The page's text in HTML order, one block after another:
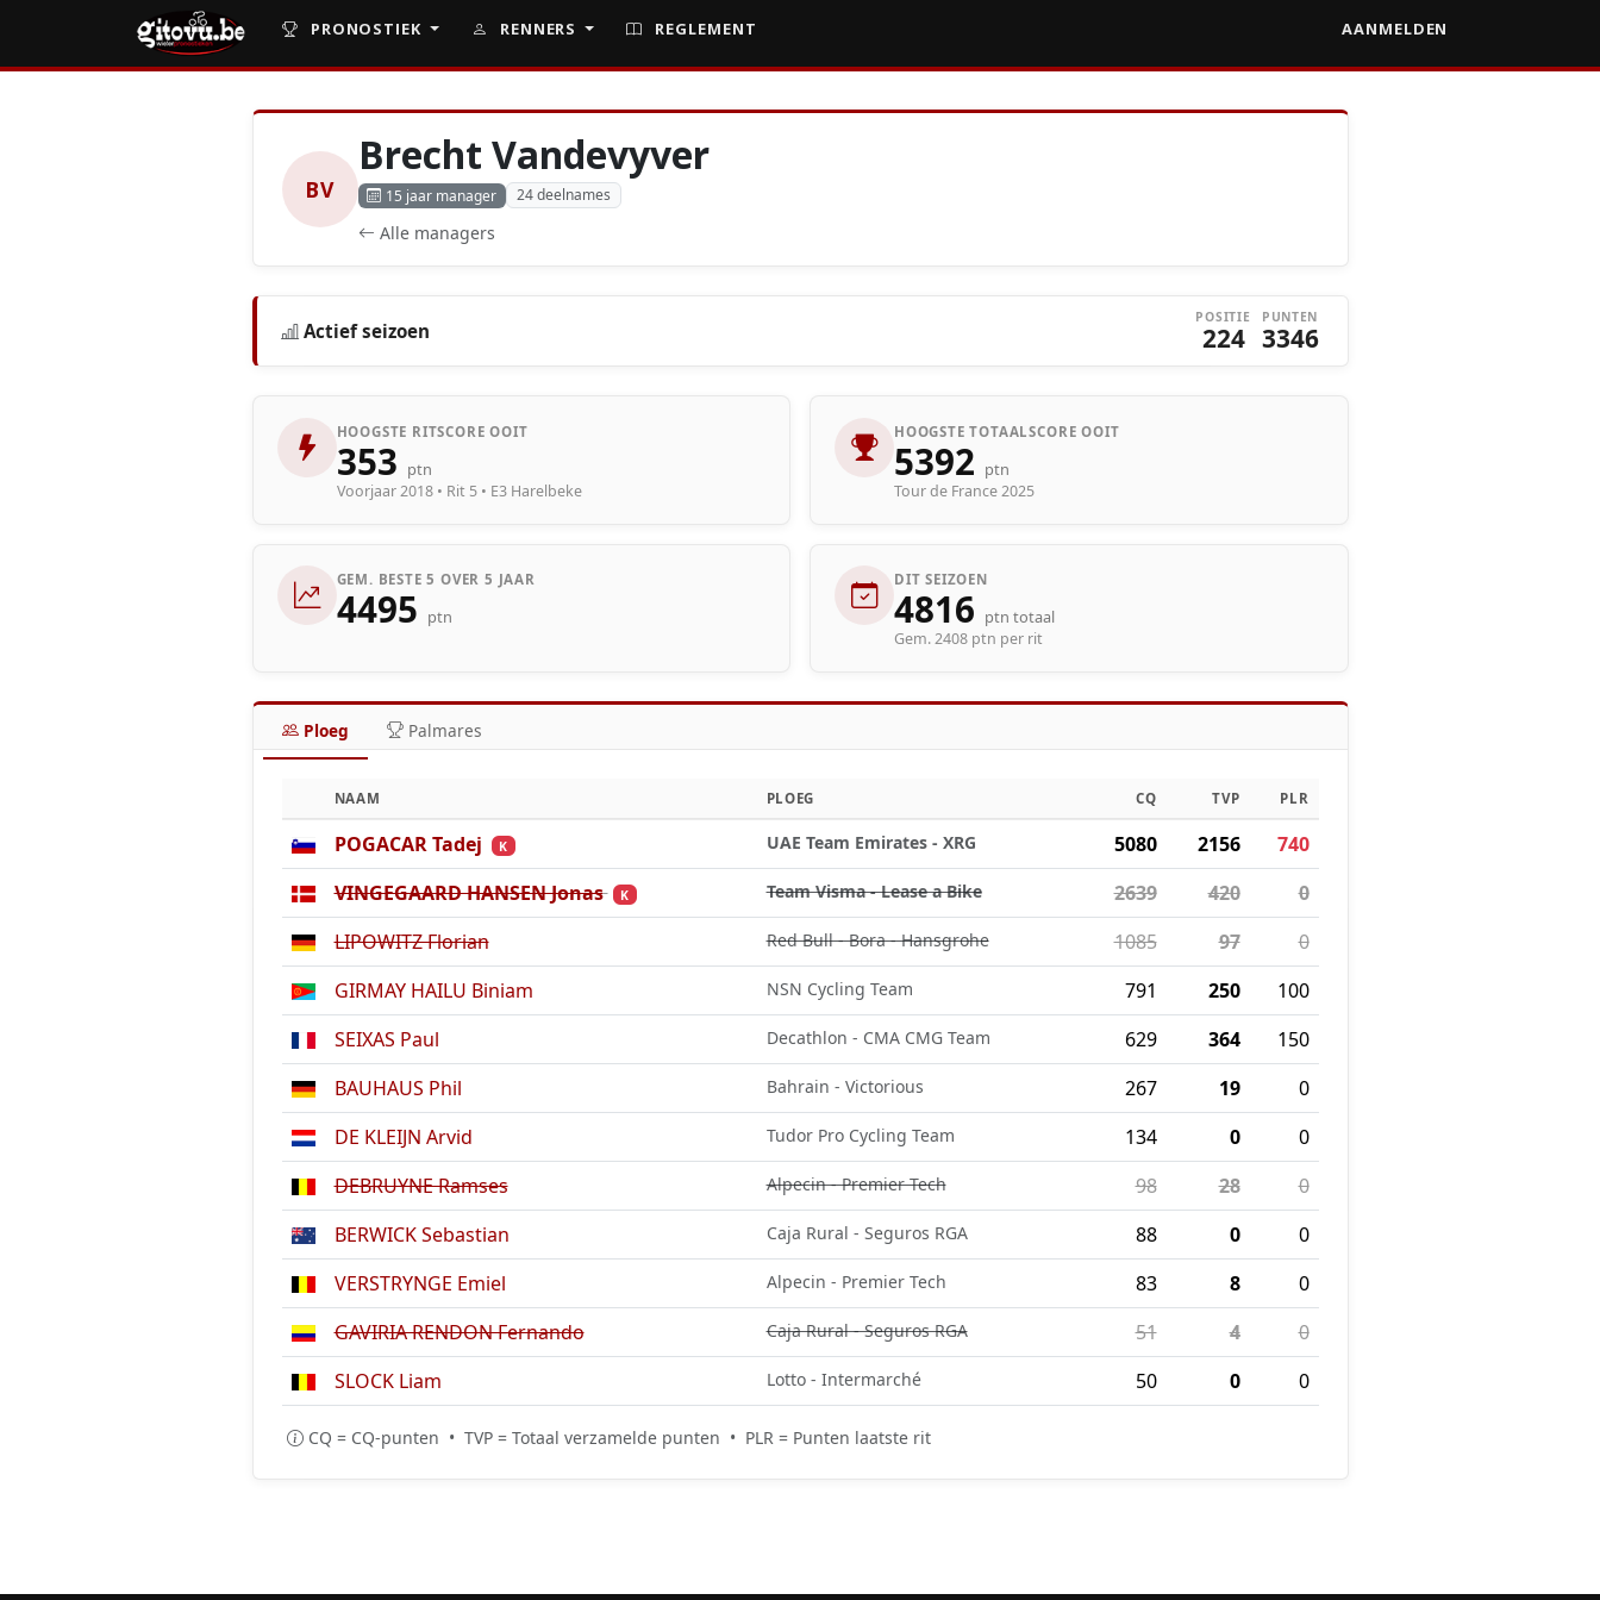
PRONOSTIEK RENNERS REGLEMENT AANMELDEN
BV
Brecht Vandevyver
15 jaar manager 24 deelnames
Alle managers
Actief seizoen
POSITIE
224
PUNTEN
3346
HOOGSTE RITSCORE OOIT
353 ptn
Voorjaar 2018 • Rit 5 • E3 Harelbeke
HOOGSTE TOTAALSCORE OOIT
5392 ptn
Tour de France 2025
GEM. BESTE 5 OVER 5 JAAR
4495 ptn
DIT SEIZOEN
4816 ptn totaal
Gem. 2408 ptn per rit
Ploeg Palmares
NAAM PLOEG CQ TVP PLR
POGACAR Tadej K UAE Team Emirates - XRG 5080 2156
740
VINGEGAARD HANSEN Jonas
K Team Visma - Lease a Bike 2639 420
0
LIPOWITZ Florian
Red Bull - Bora - Hansgrohe 1085 97
0
GIRMAY HAILU Biniam
NSN Cycling Team 791 250
100
SEIXAS Paul
Decathlon - CMA CMG Team 629 364
150
BAUHAUS Phil
Bahrain - Victorious 267 19
0
DE KLEIJN Arvid
Tudor Pro Cycling Team 134 0
0
DEBRUYNE Ramses
Alpecin - Premier Tech 98 28
0
BERWICK Sebastian
Caja Rural - Seguros RGA 88 0
0
VERSTRYNGE Emiel
Alpecin - Premier Tech 83 8
0
GAVIRIA RENDON Fernando
Caja Rural - Seguros RGA 51 4
0
SLOCK Liam
Lotto - Intermarché 50 0 0
CQ = CQ-punten • TVP = Totaal verzamelde punten • PLR = Punten laatste rit